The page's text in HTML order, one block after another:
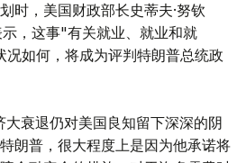
时，美国财政部长史蒂夫·努钦
，这事"有关就业、就业和就
如何，将成为评判特朗普总统政
衰退仍对美国良知留下深深的阴
朗普，很大程度上是因为他承诺将